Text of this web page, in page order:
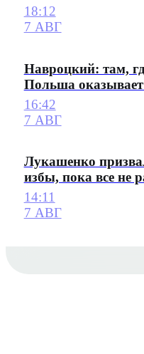
18:12
7 АВГ
Навроцкий: там,
Польша
16:42
7 АВГ
Лукашенко
избы, пока все не
14:11
7 АВГ